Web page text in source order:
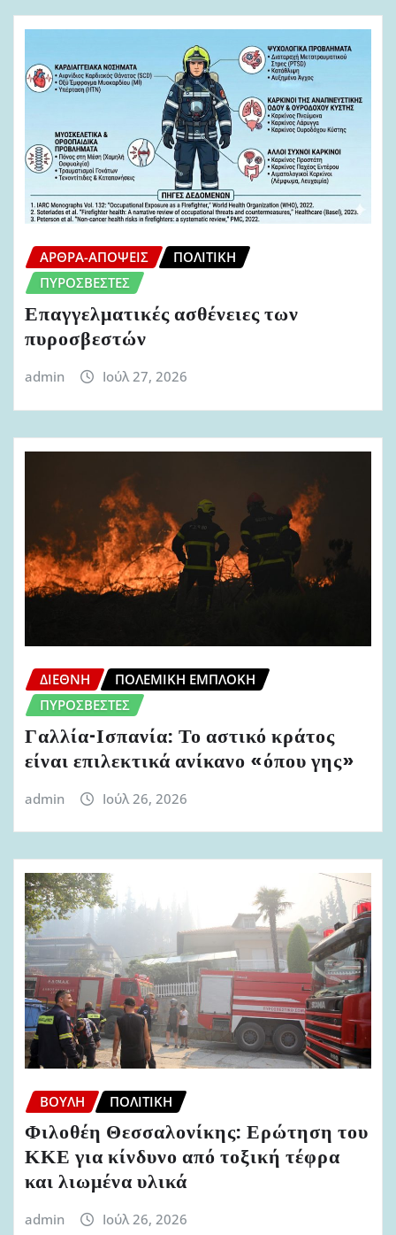
ΆΡΘΡΑ-ΑΠΌΨΕΙΣ
ΠΟΛΙΤΙΚΉ
ΠΥΡΟΣΒΈΣΤΕΣ
Επαγγελματικές ασθένειες των
πυροσβεστών
admin Ιούλ 27, 2026
ΔΙΕΘΝΉ
ΠΟΛΕΜΙΚΉ ΕΜΠΛΟΚΉ
ΠΥΡΟΣΒΈΣΤΕΣ
Γαλλία-Ισπανία: Το αστικό κράτος
είναι επιλεκτικά ανίκανο «όπου γης»
admin Ιούλ 26, 2026
ΒΟΥΛΉ ΠΟΛΙΤΙΚΉ
Φιλοθέη Θεσσαλονίκης: Ερώτηση του
ΚΚΕ για κίνδυνο από τοξική τέφρα
και λιωμένα υλικά
admin Ιούλ 26, 2026